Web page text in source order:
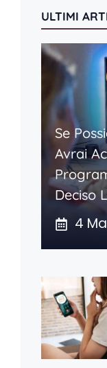
ULTIMI
Se
Avrai
Deciso
4